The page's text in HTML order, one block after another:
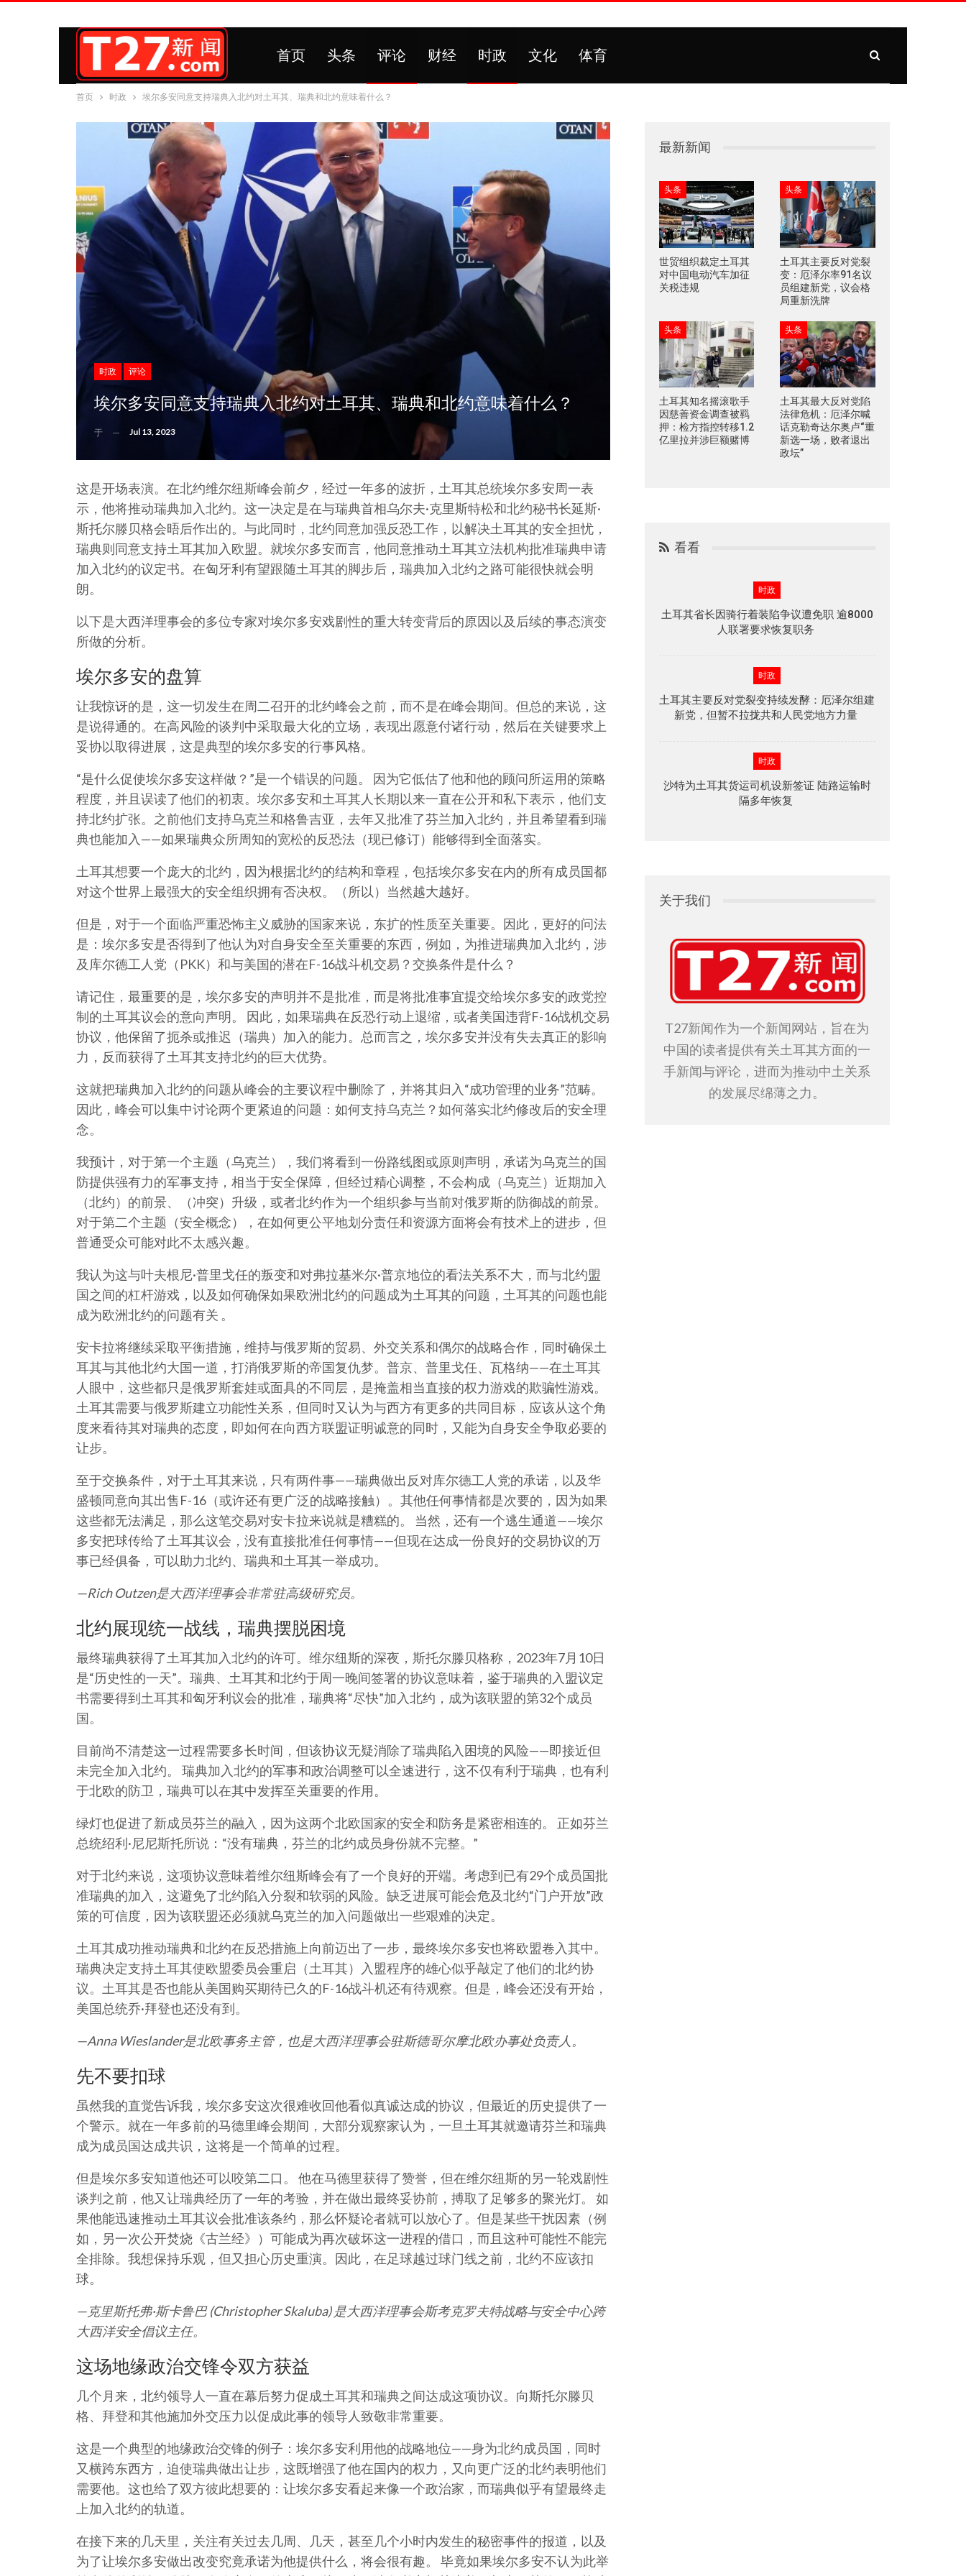
首页 头条 评论 财经 时政 文化 体育
首页 时政 埃尔多安同意支持瑞典入北约对土耳其、瑞典和北约意味着什么？
时政 评论
埃尔多安同意支持瑞典入北约对土耳其、瑞典和北约意味着什么？
于 Jul 13, 2023
这是开场表演。在北约维尔纽斯峰会前夕，经过一年多的波折，土耳其总统埃尔多安周一表
示，他将推动瑞典加入北约。这一决定是在与瑞典首相乌尔夫·克里斯特松和北约秘书长延斯·
斯托尔滕贝格会晤后作出的。与此同时，北约同意加强反恐工作，以解决土耳其的安全担忧，
瑞典则同意支持土耳其加入欧盟。就埃尔多安而言，他同意推动土耳其立法机构批准瑞典申请
加入北约的议定书。在匈牙利有望跟随土耳其的脚步后，瑞典加入北约之路可能很快就会明
朗。
以下是大西洋理事会的多位专家对埃尔多安戏剧性的重大转变背后的原因以及后续的事态演变
所做的分析。
埃尔多安的盘算
让我惊讶的是，这一切发生在周二召开的北约峰会之前，而不是在峰会期间。但总的来说，这
是说得通的。在高风险的谈判中采取最大化的立场，表现出愿意付诸行动，然后在关键要求上
妥协以取得进展，这是典型的埃尔多安的行事风格。
“是什么促使埃尔多安这样做？”是一个错误的问题。 因为它低估了他和他的顾问所运用的策略
程度，并且误读了他们的初衷。埃尔多安和土耳其人长期以来一直在公开和私下表示，他们支
持北约扩张。之前他们支持乌克兰和格鲁吉亚，去年又批准了芬兰加入北约，并且希望看到瑞
典也能加入——如果瑞典众所周知的宽松的反恐法（现已修订）能够得到全面落实。
土耳其想要一个庞大的北约，因为根据北约的结构和章程，包括埃尔多安在内的所有成员国都
对这个世界上最强大的安全组织拥有否决权。（所以）当然越大越好。
但是，对于一个面临严重恐怖主义威胁的国家来说，东扩的性质至关重要。因此，更好的问法
是：埃尔多安是否得到了他认为对自身安全至关重要的东西，例如，为推进瑞典加入北约，涉
及库尔德工人党（PKK）和与美国的潜在F-16战斗机交易？交换条件是什么？
请记住，最重要的是，埃尔多安的声明并不是批准，而是将批准事宜提交给埃尔多安的政党控
制的土耳其议会的意向声明。 因此，如果瑞典在反恐行动上退缩，或者美国违背F-16战机交易
协议，他保留了扼杀或推迟（瑞典）加入的能力。总而言之，埃尔多安并没有失去真正的影响
力，反而获得了土耳其支持北约的巨大优势。
这就把瑞典加入北约的问题从峰会的主要议程中删除了，并将其归入“成功管理的业务”范畴。
因此，峰会可以集中讨论两个更紧迫的问题：如何支持乌克兰？如何落实北约修改后的安全理
念。
我预计，对于第一个主题（乌克兰），我们将看到一份路线图或原则声明，承诺为乌克兰的国
防提供强有力的军事支持，相当于安全保障，但经过精心调整，不会构成（乌克兰）近期加入
（北约）的前景、（冲突）升级，或者北约作为一个组织参与当前对俄罗斯的防御战的前景。
对于第二个主题（安全概念），在如何更公平地划分责任和资源方面将会有技术上的进步，但
普通受众可能对此不太感兴趣。
我认为这与叶夫根尼·普里戈任的叛变和对弗拉基米尔·普京地位的看法关系不大，而与北约盟
国之间的杠杆游戏，以及如何确保如果欧洲北约的问题成为土耳其的问题，土耳其的问题也能
成为欧洲北约的问题有关 。
安卡拉将继续采取平衡措施，维持与俄罗斯的贸易、外交关系和偶尔的战略合作，同时确保土
耳其与其他北约大国一道，打消俄罗斯的帝国复仇梦。普京、普里戈任、瓦格纳——在土耳其
人眼中，这些都只是俄罗斯套娃或面具的不同层，是掩盖相当直接的权力游戏的欺骗性游戏。
土耳其需要与俄罗斯建立功能性关系，但同时又认为与西方有更多的共同目标，应该从这个角
度来看待其对瑞典的态度，即如何在向西方联盟证明诚意的同时，又能为自身安全争取必要的
让步。
至于交换条件，对于土耳其来说，只有两件事——瑞典做出反对库尔德工人党的承诺，以及华
盛顿同意向其出售F-16（或许还有更广泛的战略接触）。其他任何事情都是次要的，因为如果
这些都无法满足，那么这笔交易对安卡拉来说就是糟糕的。 当然，还有一个逃生通道——埃尔
多安把球传给了土耳其议会，没有直接批准任何事情——但现在达成一份良好的交易协议的万
事已经俱备，可以助力北约、瑞典和土耳其一举成功。
—Rich Outzen是大西洋理事会非常驻高级研究员。
北约展现统一战线，瑞典摆脱困境
最终瑞典获得了土耳其加入北约的许可。维尔纽斯的深夜，斯托尔滕贝格称，2023年7月10日
是“历史性的一天”。瑞典、土耳其和北约于周一晚间签署的协议意味着，鉴于瑞典的入盟议定
书需要得到土耳其和匈牙利议会的批准，瑞典将“尽快”加入北约，成为该联盟的第32个成员
国。
目前尚不清楚这一过程需要多长时间，但该协议无疑消除了瑞典陷入困境的风险——即接近但
未完全加入北约。 瑞典加入北约的军事和政治调整可以全速进行，这不仅有利于瑞典，也有利
于北欧的防卫，瑞典可以在其中发挥至关重要的作用。
绿灯也促进了新成员芬兰的融入，因为这两个北欧国家的安全和防务是紧密相连的。 正如芬兰
总统绍利·尼尼斯托所说：“没有瑞典，芬兰的北约成员身份就不完整。”
对于北约来说，这项协议意味着维尔纽斯峰会有了一个良好的开端。考虑到已有29个成员国批
准瑞典的加入，这避免了北约陷入分裂和软弱的风险。缺乏进展可能会危及北约“门户开放”政
策的可信度，因为该联盟还必须就乌克兰的加入问题做出一些艰难的决定。
土耳其成功推动瑞典和北约在反恐措施上向前迈出了一步，最终埃尔多安也将欧盟卷入其中。
瑞典决定支持土耳其使欧盟委员会重启（土耳其）入盟程序的雄心似乎敲定了他们的北约协
议。土耳其是否也能从美国购买期待已久的F-16战斗机还有待观察。但是，峰会还没有开始，
美国总统乔·拜登也还没有到。
—Anna Wieslander是北欧事务主管，也是大西洋理事会驻斯德哥尔摩北欧办事处负责人。
先不要扣球
虽然我的直觉告诉我，埃尔多安这次很难收回他看似真诚达成的协议，但最近的历史提供了一
个警示。就在一年多前的马德里峰会期间，大部分观察家认为，一旦土耳其就邀请芬兰和瑞典
成为成员国达成共识，这将是一个简单的过程。
但是埃尔多安知道他还可以咬第二口。 他在马德里获得了赞誉，但在维尔纽斯的另一轮戏剧性
谈判之前，他又让瑞典经历了一年的考验，并在做出最终妥协前，搏取了足够多的聚光灯。 如
果他能迅速推动土耳其议会批准该条约，那么怀疑论者就可以放心了。但是某些干扰因素（例
如，另一次公开焚烧《古兰经》）可能成为再次破坏这一进程的借口，而且这种可能性不能完
全排除。我想保持乐观，但又担心历史重演。因此，在足球越过球门线之前，北约不应该扣
球。
—克里斯托弗·斯卡鲁巴 (Christopher Skaluba) 是大西洋理事会斯考克罗夫特战略与安全中心跨
大西洋安全倡议主任。
这场地缘政治交锋令双方获益
几个月来，北约领导人一直在幕后努力促成土耳其和瑞典之间达成这项协议。向斯托尔滕贝
格、拜登和其他施加外交压力以促成此事的领导人致敬非常重要。
这是一个典型的地缘政治交锋的例子：埃尔多安利用他的战略地位——身为北约成员国，同时
又横跨东西方，迫使瑞典做出让步，这既增强了他在国内的权力，又向更广泛的北约表明他们
需要他。这也给了双方彼此想要的：让埃尔多安看起来像一个政治家，而瑞典似乎有望最终走
上加入北约的轨道。
在接下来的几天里，关注有关过去几周、几天，甚至几个小时内发生的秘密事件的报道，以及
为了让埃尔多安做出改变究竟承诺为他提供什么，将会很有趣。 毕竟如果埃尔多安不认为此举
最新新闻
头条
世贸组织裁定土耳其
对中国电动汽车加征
关税违规
头条
土耳其主要反对党裂
变：厄泽尔率91名议
员组建新党，议会格
局重新洗牌
头条
土耳其知名摇滚歌手
因慈善资金调查被羁
押：检方指控转移1.2
亿里拉并涉巨额赌博
头条
土耳其最大反对党陷
法律危机：厄泽尔喊
话克勒奇达尔奥卢“重
新选一场，败者退出
政坛”
看看
时政
土耳其省长因骑行着装陷争议遭免职 逾8000
人联署要求恢复职务
时政
土耳其主要反对党裂变持续发酵：厄泽尔组建
新党，但暂不拉拢共和人民党地方力量
时政
沙特为土耳其货运司机设新签证 陆路运输时
隔多年恢复
关于我们
T27新闻作为一个新闻网站，旨在为
中国的读者提供有关土耳其方面的一
手新闻与评论，进而为推动中土关系
的发展尽绵薄之力。